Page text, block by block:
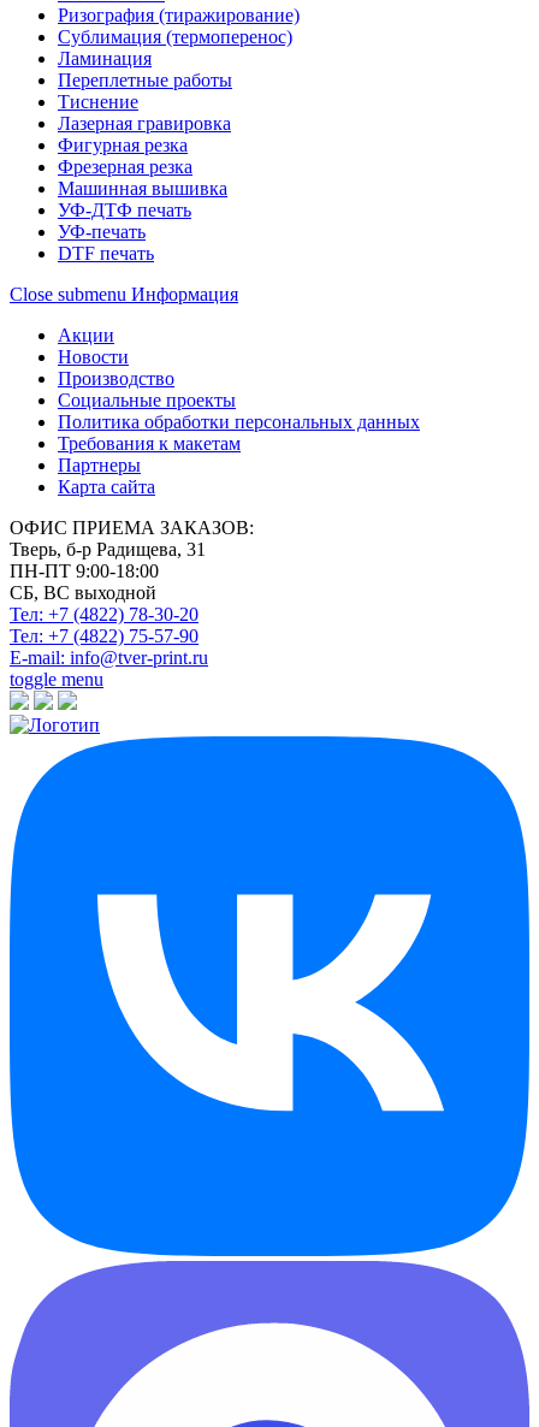
Ризография (тиражирование)
Сублимация (термоперенос)
Ламинация
Переплетные работы
Тиснение
Лазерная гравировка
Фигурная резка
Фрезерная резка
Машинная вышивка
УФ-ДТФ печать
УФ-печать
DTF печать
Close submenu Информация
Акции
Новости
Производство
Социальные проекты
Политика обработки персональных данных
Требования к макетам
Партнеры
Карта сайта
ОФИС ПРИЕМА ЗАКАЗОВ:
Тверь, б-р Радищева, 31
ПН-ПТ 9:00-18:00
СБ, ВС выходной
Тел: +7 (4822) 78-30-20
Тел: +7 (4822) 75-57-90
E-mail: info@tver-print.ru
toggle menu